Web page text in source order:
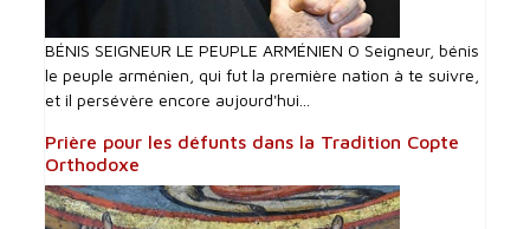
BÉNIS SEIGNEUR LE PEUPLE ARMÉNIEN O Seigneur, bénis
le peuple arménien, qui fut la première nation à te suivre,
et il persévère encore aujourd'hui...
Prière pour les défunts dans la Tradition Copte
Orthodoxe